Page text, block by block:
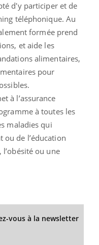
d'y participer et de
téléphonique. Au
formée prend
et aide les
alimentaires,
pour
à l’assurance
à toutes les
maladies qui
ou de l’éducation
ou une
vous à la newsletter